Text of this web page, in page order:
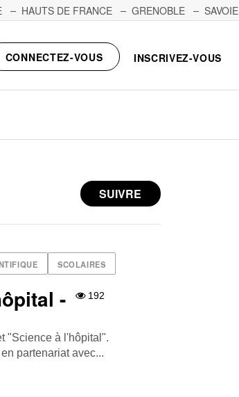
HAUTS DE FRANCE GRENOBLE
SAVOIE
CONNECTEZ-VOUS INSCRIVEZ-VOUS
SUIVRE
SCOLAIRES
192
-
"Science à l'hôpital".
partenariat avec...